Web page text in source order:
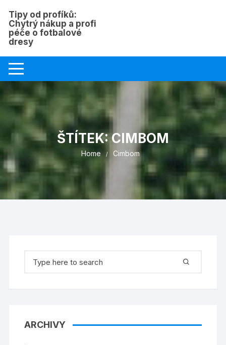
content
Tipy od profíků:
Chytrý nákup a profi
péče o fotbalové
dresy
ŠTÍTEK:CIMBOM
Home Cimbom
for:
ARCHIVY